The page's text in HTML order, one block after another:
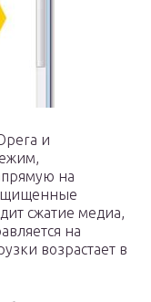
и
на
сжатие медиа,
на
возрастает в